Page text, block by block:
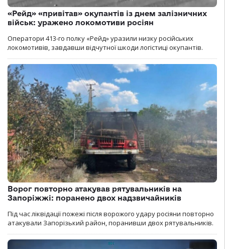
«Рейд» «привітав» окупантів із днем залізничних
військ: уражено локомотиви росіян
Оператори 413-го полку «Рейд» уразили низку російських
локомотивів, завдавши відчутної шкоди логістиці окупантів.
Ворог повторно атакував рятувальників на
Запоріжжі: поранено двох надзвичайників
Під час ліквідації пожежі після ворожого удару росіяни повторно
атакували Запорізький район, поранивши двох рятувальників.